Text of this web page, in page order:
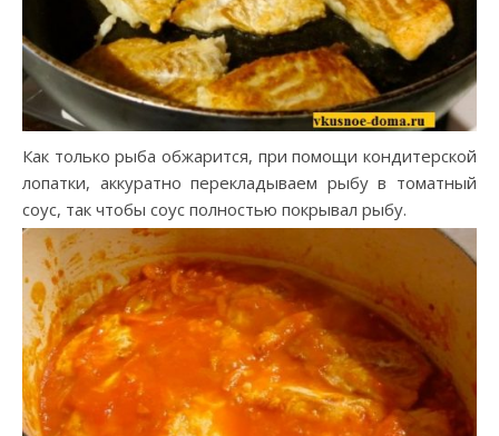
Как только рыба обжарится, при помощи кондитерской
лопатки, аккуратно перекладываем рыбу в томатный
соус, так чтобы соус полностью покрывал рыбу.